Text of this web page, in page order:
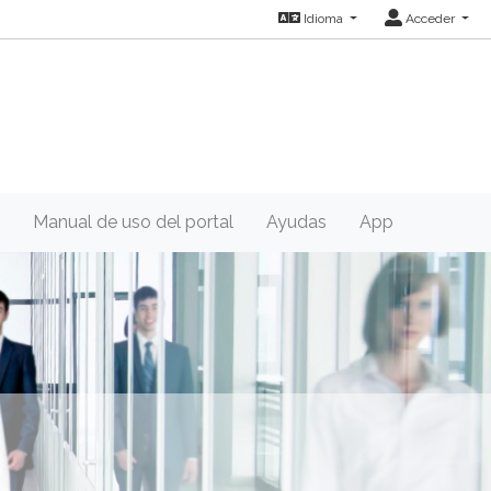
Idioma Acceder
Manual de uso del portal Ayudas App